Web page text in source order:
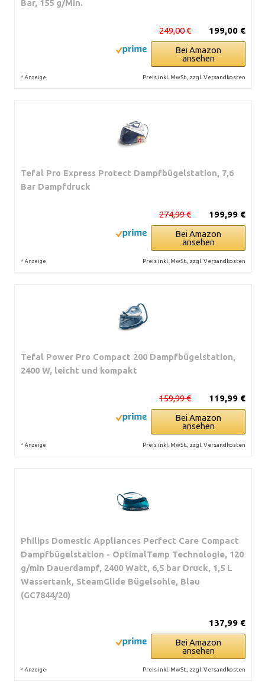
Bar, 155 g/Min.
199,00 €
249,00 €
Bei Amazon
ansehen
* Anzeige Preis inkl. MwSt., zzgl. Versandkosten
Tefal Pro Express Protect Dampfbügelstation, 7,6
Bar Dampfdruck
199,99 €
274,99 €
Bei Amazon
ansehen
* Anzeige Preis inkl. MwSt., zzgl. Versandkosten
Tefal Power Pro Compact 200 Dampfbügelstation,
2400 W, leicht und kompakt
119,99 €
159,99 €
Bei Amazon
ansehen
* Anzeige Preis inkl. MwSt., zzgl. Versandkosten
Philips Domestic Appliances Perfect Care Compact
Dampfbügelstation - OptimalTemp Technologie, 120
g/min Dauerdampf, 2400 Watt, 6,5 bar Druck, 1,5 L
Wassertank, SteamGlide Bügelsohle, Blau
(GC7844/20)
137,99 €
Bei Amazon
ansehen
* Anzeige Preis inkl. MwSt., zzgl. Versandkosten